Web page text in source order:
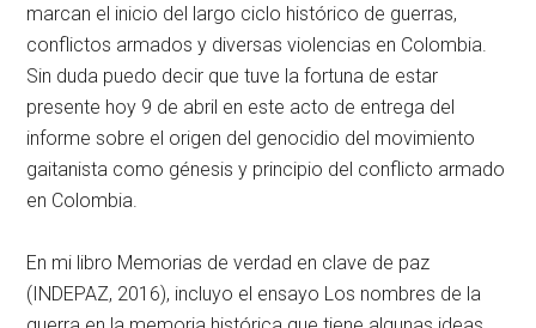
marcan el inicio del largo ciclo histórico de guerras,
conflictos armados y diversas violencias en Colombia.
Sin duda puedo decir que tuve la fortuna de estar
presente hoy 9 de abril en este acto de entrega del
informe sobre el origen del genocidio del movimiento
gaitanista como génesis y principio del conflicto armado
en Colombia.
En mi libro Memorias de verdad en clave de paz
(INDEPAZ, 2016), incluyo el ensayo Los nombres de la